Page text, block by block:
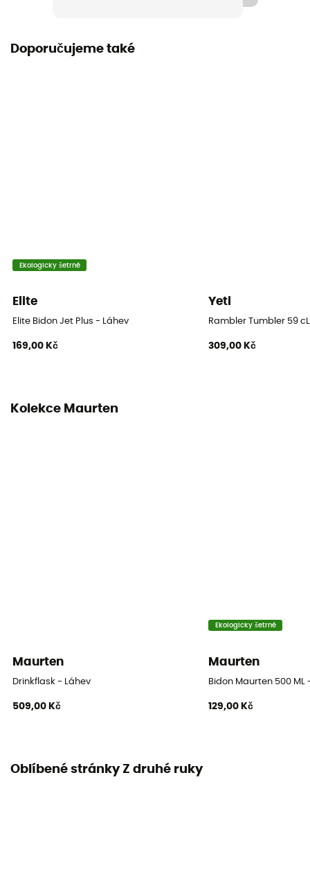
Doporučujeme také
Ekologicky šetrné
Elite
Elite Bidon Jet Plus - Láhev
169,00 Kč
Yeti
Rambler Tumbler 59
309,00 Kč
Kolekce Maurten
Maurten
Drinkflask - Láhev
509,00 Kč
Ekologicky šetrné
Maurten
Bidon Maurten 500 ML
129,00 Kč
Oblíbené stránky Z druhé ruky